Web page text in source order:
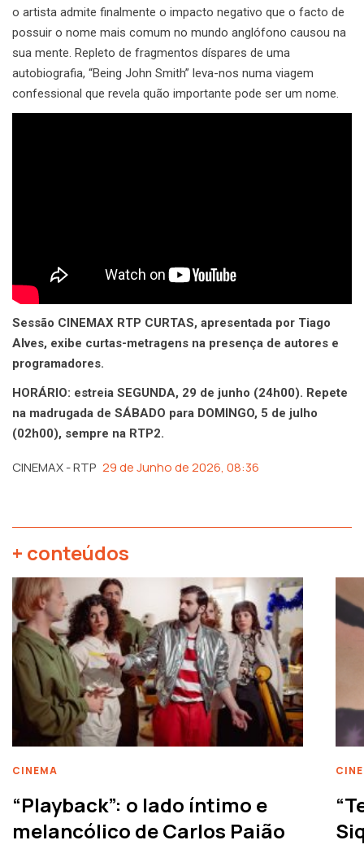
o artista admite finalmente o impacto negativo que o facto de
possuir o nome mais comum no mundo anglófono causou na
sua mente. Repleto de fragmentos díspares de uma
autobiografia, “Being John Smith” leva-nos numa viagem
confessional que revela quão importante pode ser um nome.
Sessão CINEMAX RTP CURTAS, apresentada por Tiago
Alves, exibe curtas-metragens na presença de autores e
programadores.
HORÁRIO: estreia SEGUNDA, 29 de junho (24h00). Repete
na madrugada de SÁBADO para DOMINGO, 5 de julho
(02h00), sempre na RTP2.
CINEMAX - RTP 29 de Junho de 2026, 08:36
+ conteúdos
CINEMA
“Playback”: o lado íntimo e
melancólico de Carlos Paião